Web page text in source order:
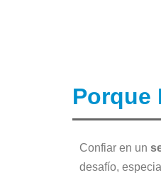
Porque
Confiar en un
desafío,